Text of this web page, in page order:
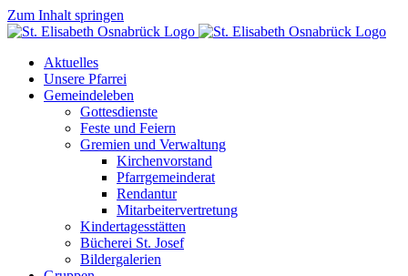
Zum Inhalt springen
Aktuelles
Unsere Pfarrei
Gemeindeleben
Gottesdienste
Feste und Feiern
Gremien und Verwaltung
Kirchenvorstand
Pfarrgemeinderat
Rendantur
Mitarbeitervertretung
Kindertagesstätten
Bücherei St. Josef
Bildergalerien